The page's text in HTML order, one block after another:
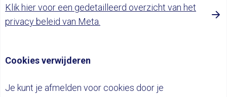
Klik hier voor een gedetailleerd overzicht van het
privacy beleid van Meta.
Cookies verwijderen
Je kunt je afmelden voor cookies door je